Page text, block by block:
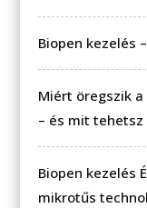
Biopen kezelés
Miért öregszik
– és mit tehetsz
Biopen kezelés
mikrotűs